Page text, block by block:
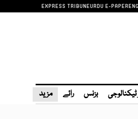
EXPRESS TRIBUNEURDU E-PAPER
بزنس رائے مزید